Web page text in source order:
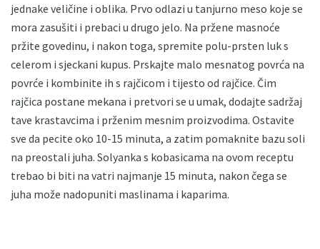
jednake veličine i oblika. Prvo odlazi u tanjurno meso koje se
mora zasušiti i prebaci u drugo jelo. Na pržene masnoće
pržite govedinu, i nakon toga, spremite polu-prsten luk s
celerom i sjeckani kupus. Prskajte malo mesnatog povrća na
povrće i kombinite ih s rajčicom i tijesto od rajčice. Čim
rajčica postane mekana i pretvori se u umak, dodajte sadržaj
tave krastavcima i prženim mesnim proizvodima. Ostavite
sve da pecite oko 10-15 minuta, a zatim pomaknite bazu soli
na preostali juha. Solyanka s kobasicama na ovom receptu
trebao bi biti na vatri najmanje 15 minuta, nakon čega se
juha može nadopuniti maslinama i kaparima.